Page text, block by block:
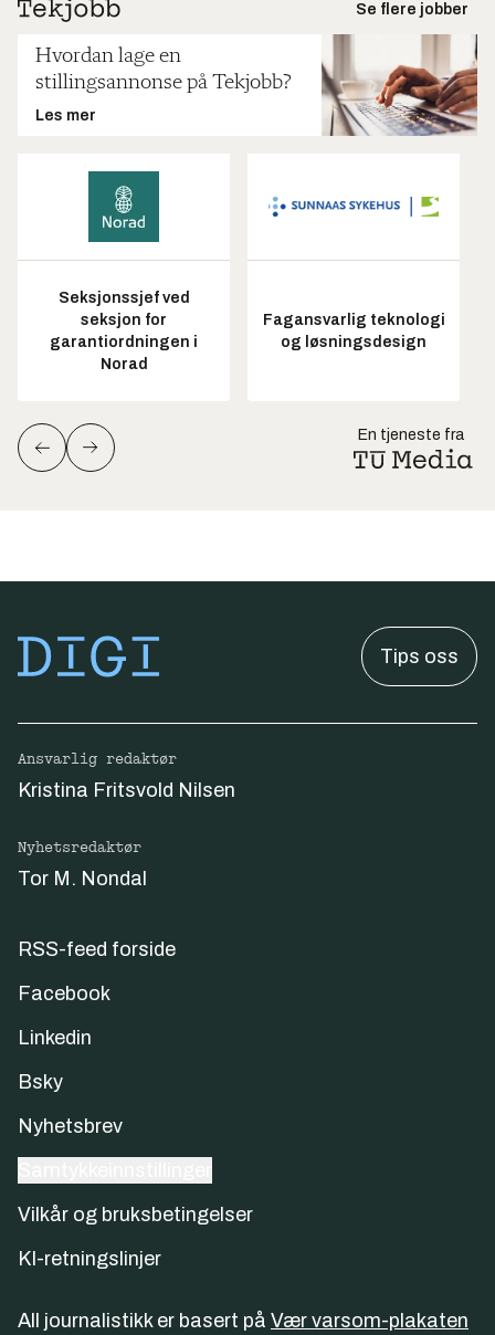
Se flere jobber
Hvordan lage en
stillingsannonse på Tekjobb?
Les mer
Seksjonssjef ved
seksjon for
garantiordningen i
Norad
Fagansvarlig teknologi
og løsningsdesign
En tjeneste fra
Tips oss
Ansvarlig redaktør
Kristina Fritsvold Nilsen
Nyhetsredaktør
Tor M. Nondal
RSS-feed forside
Facebook
Linkedin
Bsky
Nyhetsbrev
Vilkår og bruksbetingelser
KI-retningslinjer
All journalistikk er basert på Vær varsom-plakaten